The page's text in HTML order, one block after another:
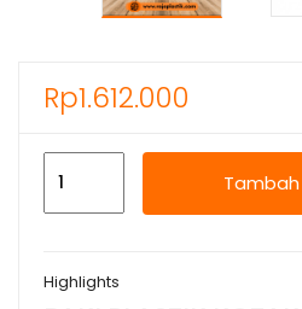
Rp1.612.000
SEDANG
Highlights